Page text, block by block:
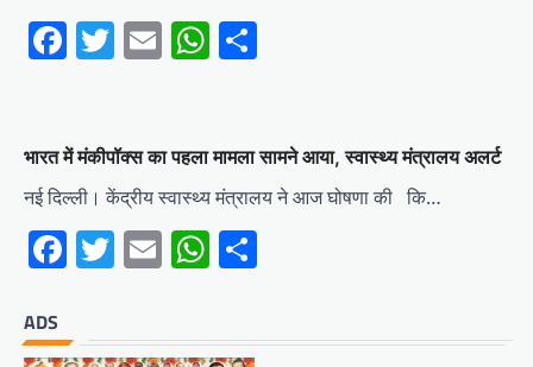
Facebook
Twitter
EmailWhatsApp
भारत में मंकीपॉक्स का पहला मामला सामने आया, स्वास्थ्य मंत्रालय अलर्ट
नई दिल्ली। केंद्रीय स्वास्थ्य मंत्रालय ने आज घोषणा की कि…
Facebook
Twitter
EmailWhatsApp
ADS